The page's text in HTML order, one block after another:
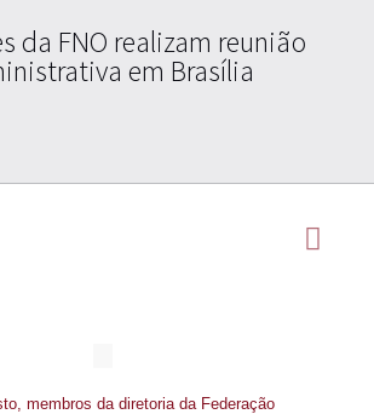
da FNO realizam reunião
em Brasília
membros da diretoria da Federação